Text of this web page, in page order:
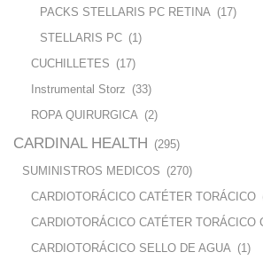
PACKS STELLARIS PC RETINA (17)
STELLARIS PC (1)
CUCHILLETES (17)
Instrumental Storz (33)
ROPA QUIRURGICA (2)
CARDINAL HEALTH (295)
SUMINISTROS MEDICOS (270)
CARDIOTORÁCICO CATÉTER TORÁCICO
CARDIOTORÁCICO CATÉTER TORÁCICO
CARDIOTORÁCICO SELLO DE AGUA (1)